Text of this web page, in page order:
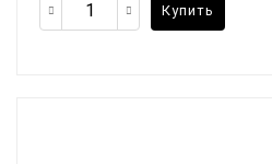
Купить